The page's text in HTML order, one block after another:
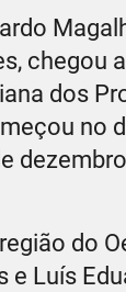
chegou
dos
no
do
e Luís